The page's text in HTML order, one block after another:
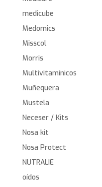
medicube
Medomics
Misscol
Morris
Multivitamínicos
Muñequera
Mustela
Neceser / Kits
Nosa kit
Nosa Protect
NUTRALIE
oídos